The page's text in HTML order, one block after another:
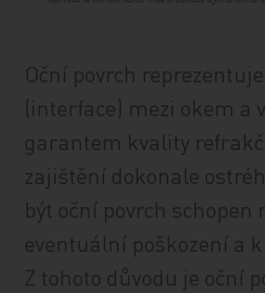
Oční povrch
(interface) mezi okem a
garantem kvality
zajištění dokonale
být oční povrch schopen
eventuální poškození a
Z tohoto důvodu je oční